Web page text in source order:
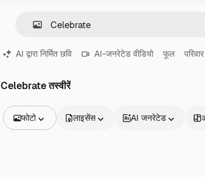
AI द्वारा निर्मित छवि AI-जनरेटेड वीडियो फूल परिवार
Celebrate तस्वीरें
फोटो लाइसेंस AI जनरेटेड